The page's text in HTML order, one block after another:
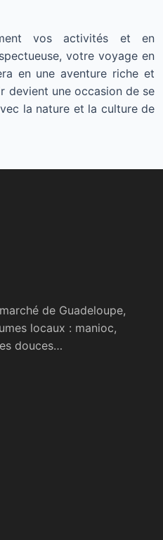
vos activités et en
votre voyage en
en une aventure riche et
devient une occasion de se
la nature et la culture de
de Guadeloupe,
locaux : manioc,
douces…